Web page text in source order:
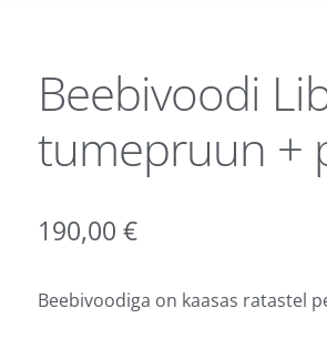
Beebivoodi
tumepruun +
190,00 €
Beebivoodiga on kaasas ratastel